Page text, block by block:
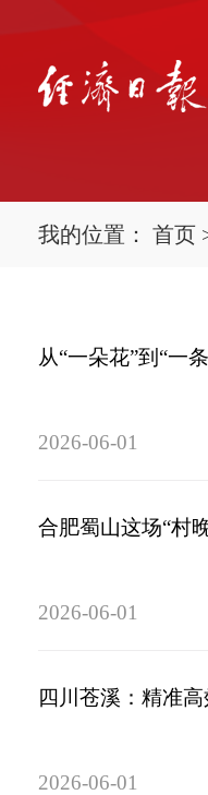
我的位置： 首页
从“一朵花”到“一
2026-06-01
合肥蜀山这场“村
2026-06-01
四川苍溪：精准
2026-06-01